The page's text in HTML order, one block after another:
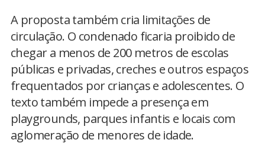
A proposta também cria limitações de
circulação. O condenado ficaria proibido de
chegar a menos de 200 metros de escolas
públicas e privadas, creches e outros espaços
frequentados por crianças e adolescentes. O
texto também impede a presença em
playgrounds, parques infantis e locais com
aglomeração de menores de idade.